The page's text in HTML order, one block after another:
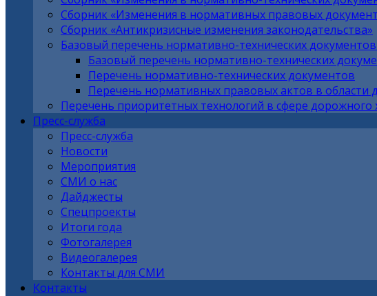
Сборник «Изменения в нормативных правовых
Сборник «Антикризисные изменения законодательства»
Базовый перечень нормативно-технических
Базовый перечень нормативно-технических
Перечень нормативно-технических документов
Перечень нормативных правовых актов в области
Перечень приоритетных технологий в сфере дорожного
Пресс-служба
Пресс-служба
Новости
Мероприятия
СМИ о нас
Дайджесты
Спецпроекты
Итоги года
Фотогалерея
Видеогалерея
Контакты для СМИ
Контакты